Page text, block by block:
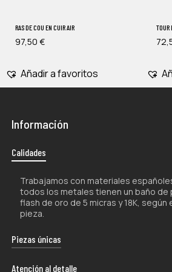
RAS DE COU EN CUIR AIR
97,50 €
Añadir a favoritos
TOUR
Información
Calidades
Trabajamos con materiales
todos los metales tienen un baño de
flash de oro de 5 micras y 18K, según
pieza.
Piezas únicas
La naturaleza artesanal de nuestros
Atención al detalle